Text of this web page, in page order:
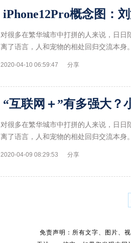
对很多在繁华城市中打拼的人来说，日
离了语言，人和宠物的相处回归交流本
2020-04-10 06:59:47 分享
“互联网＋”有多强大？
对很多在繁华城市中打拼的人来说，日
离了语言，人和宠物的相处回归交流本
2020-04-09 08:29:53 分享
免责声明：所有文字、图片、